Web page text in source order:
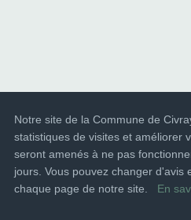
Notre site de la Commune de
statistiques de visites et améliorer
seront amenés à ne pas
jours. Vous pouvez changer
chaque page de notre site. En